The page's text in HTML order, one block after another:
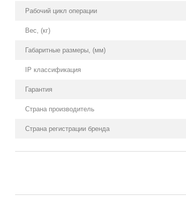
Рабочий цикл операции
Вес, (кг)
Габаритные размеры, (мм)
IP классификация
Гарантия
Страна производитель
Страна регистрации бренда